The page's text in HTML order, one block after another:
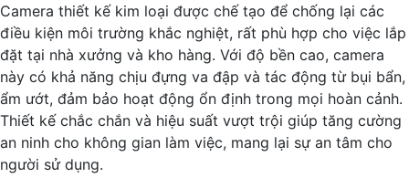
tiêu chuẩn chất lượng cao, đáng tin cậy và dễ sử dụng.
Điểm mạnh của Camera Vantech là chất lượng dịch vụ tốt
và hỗ trợ khách hàng chu đáo. Đội ngũ nhân viên kỹ thuật
chuyên nghiệp của Vantech sẽ giúp bạn lựa chọn giải pháp
camera phù hợp với nhu cầu và ngân sách của bạn.
Nếu bạn đang tìm kiếm một giải pháp giám sát an ninh tốt
cho ngôi nhà hoặc doanh nghiệp của mình, Camera
Vantech Việt Nam là một lựa chọn hàng đầu mà bạn có thể
Camera thiết kế kim loại được chế tạo để chống lại các
điều kiện môi trường khắc nghiệt, rất phù hợp cho việc lắp
đặt tại nhà xưởng và kho hàng. Với độ bền cao, camera
này có khả năng chịu đựng va đập và tác động từ bụi bẩn,
ẩm ướt, đảm bảo hoạt động ổn định trong mọi hoàn cảnh.
Thiết kế chắc chắn và hiệu suất vượt trội giúp tăng cường
an ninh cho không gian làm việc, mang lại sự an tâm cho
người sử dụng.